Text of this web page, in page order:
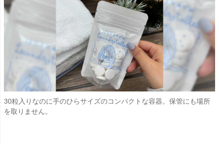
30粒入りなのに手のひらサイズのコンパクトな容器。保管にも場所
を取りません。